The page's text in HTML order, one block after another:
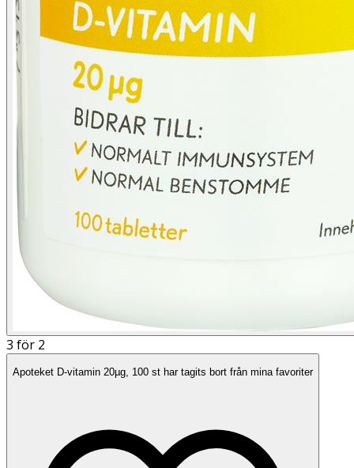
3 för 2
Apoteket D-vitamin 20µg, 100 st har tagits bort från mina favoriter